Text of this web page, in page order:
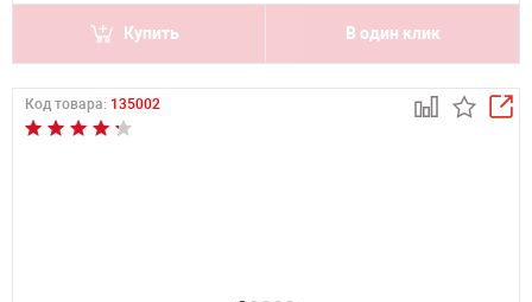
Купить В один клик
Код товара: 135002